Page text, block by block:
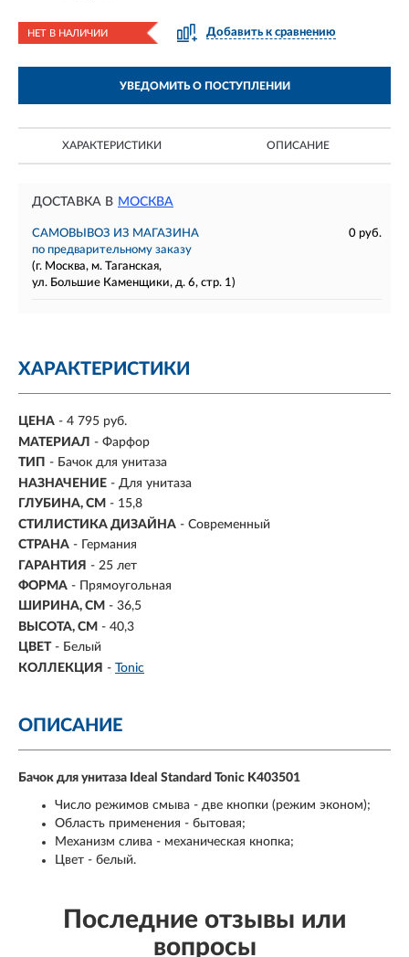
НЕТ В НАЛИЧИИ Добавить к сравнению
УВЕДОМИТЬ О ПОСТУПЛЕНИИ
ХАРАКТЕРИСТИКИ ОПИСАНИЕ
ДОСТАВКА В МОСКВА
САМОВЫВОЗ ИЗ МАГАЗИНА
0 руб.
по предварительному заказу
(г. Москва, м. Таганская,
ул. Большие Каменщики, д. 6, стр. 1)
ХАРАКТЕРИСТИКИ
ЦЕНА - 4 795 руб.
МАТЕРИАЛ - Фарфор
ТИП - Бачок для унитаза
НАЗНАЧЕНИЕ - Для унитаза
ГЛУБИНА, СМ - 15,8
СТИЛИСТИКА ДИЗАЙНА - Современный
СТРАНА - Германия
ГАРАНТИЯ - 25 лет
ФОРМА - Прямоугольная
ШИРИНА, СМ - 36,5
ВЫСОТА, СМ - 40,3
ЦВЕТ - Белый
КОЛЛЕКЦИЯ - Tonic
ОПИСАНИЕ
Бачок для унитаза Ideal Standard Tonic K403501
Число режимов смыва - две кнопки (режим эконом);
Область применения - бытовая;
Механизм слива - механическая кнопка;
Цвет - белый.
Последние отзывы или
вопросы